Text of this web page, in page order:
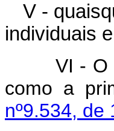
V -
individuais
VI - O
como a
nº9.534, de